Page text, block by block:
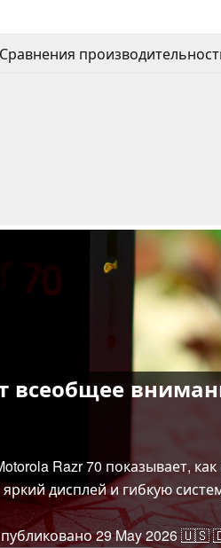
Сравнения
всеобщее
Razr 70 показывает,
дисплей и гибкую
29 May 2026🇺🇸